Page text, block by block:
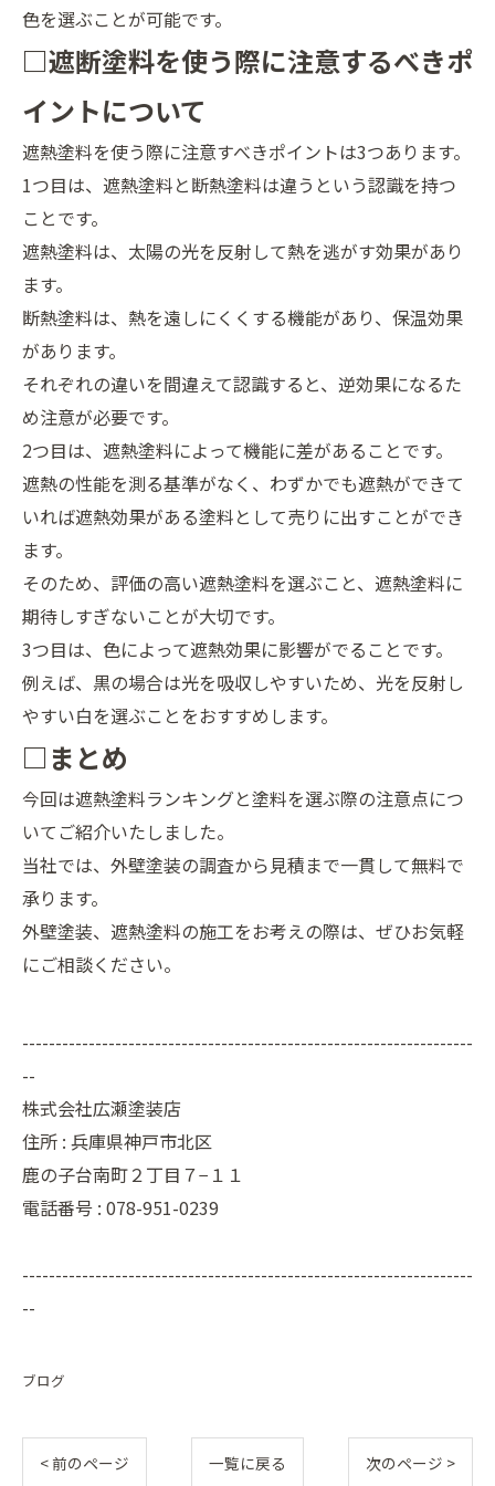
色を選ぶことが可能です。
□遮断塗料を使う際に注意するべきポ
イントについて
遮熱塗料を使う際に注意すべきポイントは3つあります。
1つ目は、遮熱塗料と断熱塗料は違うという認識を持つ
ことです。
遮熱塗料は、太陽の光を反射して熱を逃がす効果があり
ます。
断熱塗料は、熱を遠しにくくする機能があり、保温効果
があります。
それぞれの違いを間違えて認識すると、逆効果になるた
め注意が必要です。
2つ目は、遮熱塗料によって機能に差があることです。
遮熱の性能を測る基準がなく、わずかでも遮熱ができて
いれば遮熱効果がある塗料として売りに出すことができ
ます。
そのため、評価の高い遮熱塗料を選ぶこと、遮熱塗料に
期待しすぎないことが大切です。
3つ目は、色によって遮熱効果に影響がでることです。
例えば、黒の場合は光を吸収しやすいため、光を反射し
やすい白を選ぶことをおすすめします。
□まとめ
今回は遮熱塗料ランキングと塗料を選ぶ際の注意点につ
いてご紹介いたしました。
当社では、外壁塗装の調査から見積まで一貫して無料で
承ります。
外壁塗装、遮熱塗料の施工をお考えの際は、ぜひお気軽
にご相談ください。
--------------------------------------------------------------------
--
株式会社広瀬塗装店
住所 : 兵庫県神戸市北区
鹿の子台南町２丁目７−１１
電話番号 : 078-951-0239
--------------------------------------------------------------------
--
ブログ
< 前のページ 一覧に戻る 次のページ >